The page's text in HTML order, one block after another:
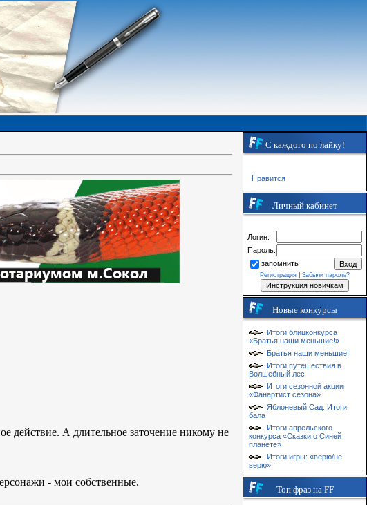
действие. А длительное заточение никому не
- мои собственные.
С каждого по лайку!
Нравится
Личный кабинет
Логин:
Пароль:
запомнить
Регистрация Забыли пароль?
Новые конкурсы
Итоги блицконкурса
«Братья наши меньшие!»
Братья наши меньшие!
Итоги путешествия в
Волшебный лес
Итоги сезонной акции
«Фанартист сезона»
Яблоневый Сад. Итоги
бала
Итоги апрельского
конкурса «Сказки о Синей
планете»
Итоги игры: «верю/не
верю»
Топ фраз на FF